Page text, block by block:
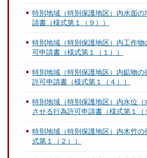
特別地域（特別保護地区）内水面の
請書（様式第１（９））
特別地域（特別保護地区）内工作
可申請書（様式第１（１））
特別地域（特別保護地区）内鉱物の
許可申請書（様式第１（４））
特別地域（特別保護地区）内水位
させる行為許可申請書（様式第１（
特別地域（特別保護地区）内木竹の
式第１（２））